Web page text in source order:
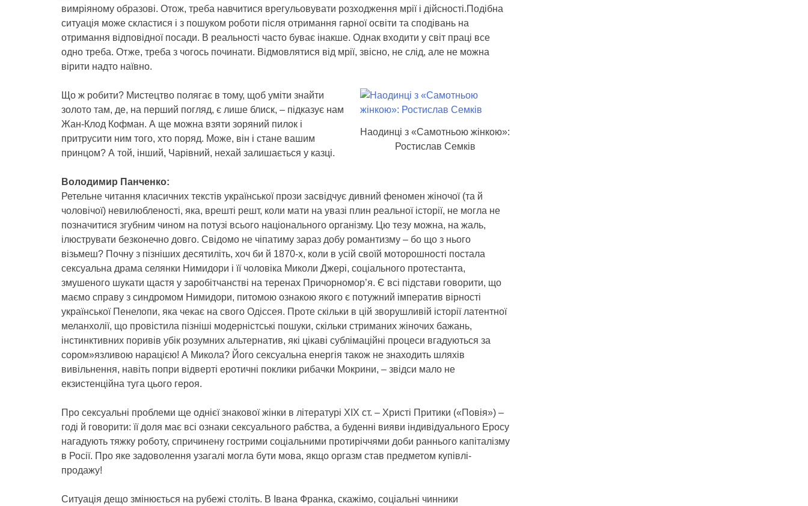
вимріяному образові. Отож, треба навчитися врегульовувати розходження мрії і дійсності.Подібна
ситуація може скластися і з пошуком роботи після отримання гарної освіти та сподівань на
отримання відповідної посади. В реальності часто буває інакше. Однак входити у світ праці все
одно треба. Отже, треба з чогось починати. Відмовлятися від мрії, звісно, не слід, але не можна
вірити надто наївно.
Наодинці з «Самотньою жінкою»:
Ростислав Семків
Що ж робити? Мистецтво полягає в тому, щоб уміти знайти
золото там, де, на перший погляд, є лише блиск, – підказує нам
Жан-Клод Кофман. А ще можна взяти зоряний пилок і
притрусити ним того, хто поряд. Може, він і стане вашим
принцом? А той, інший, Чарівний, нехай залишається у казці.
Володимир Панченко:
Ретельне читання класичних текстів української прози засвідчує дивний феномен жіночої (та й
чоловічої) невилюбленості, яка, врешті решт, коли мати на увазі плин реальної історії, не могла не
позначитися згубним чином на потузі всього національного організму. Цю тезу можна, на жаль,
ілюструвати безконечно довго. Свідомо не чіпатиму зараз добу романтизму – бо що з нього
візьмеш? Почну з пізніших десятиліть, хоч би й 1870-х, коли в усій своїй моторошності постала
сексуальна драма селянки Нимидори і її чоловіка Миколи Джері, соціального протестанта,
змушеного шукати щастя у заробітчанстві на теренах Причорномор’я. Є всі підстави говорити, що
маємо справу з синдромом Нимидори, питомою ознакою якого є потужний імператив вірності
української Пенелопи, яка чекає на свого Одіссея. Проте скільки в цій зворушливій історії латентної
меланхолії, що провістила пізніші модерністські пошуки, скільки стриманих жіночих бажань,
інстинктивних поривів убік розумних альтернатив, які цікаві сублімаційні процеси вгадуються за
сором»язливою нарацією! А Микола? Його сексуальна енергія також не знаходить шляхів
вивільнення, навіть попри відверті еротичні поклики рибачки Мокрини, – звідси мало не
екзистенційна туга цього героя.
Про сексуальні проблеми ще однієї знакової жінки в літературі ХІХ ст. – Христі Притики («Повія») –
годі й говорити: її доля має всі ознаки сексуального рабства, а буденні вияви індивідуального Еросу
нагадують тяжку роботу, спричинену гострими соціальними протиріччями доби раннього капіталізму
в Росії. Про яке задоволення узагалі могла бути мова, якщо оргазм став предметом купівлі-
продажу!
Ситуація дещо змінюється на рубежі століть. В Івана Франка, скажімо, соціальні чинники